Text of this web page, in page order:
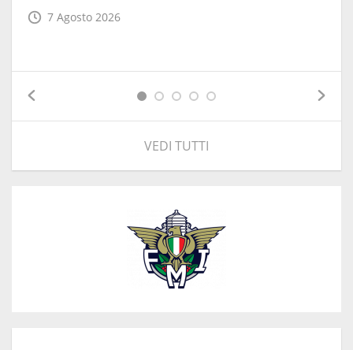
7 Agosto 2026
VEDI TUTTI